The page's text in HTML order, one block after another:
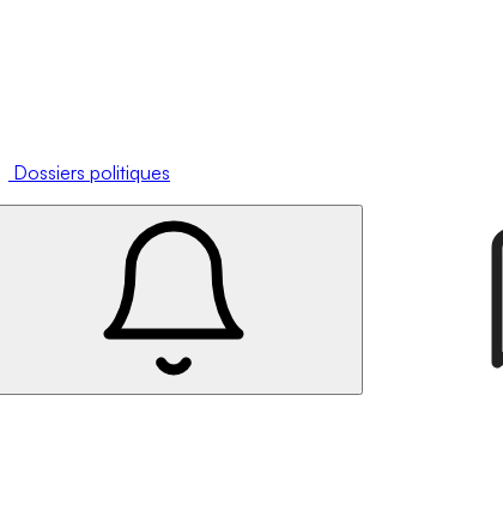
Dossiers politiques